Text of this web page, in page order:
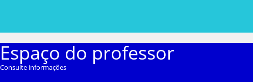
Espaço do professor
Consulte informações